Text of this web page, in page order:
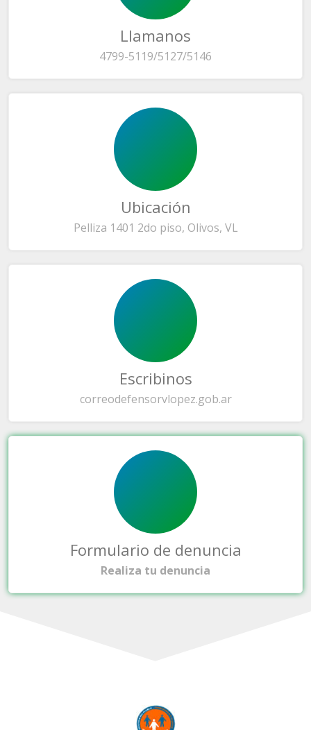
Llamanos
4799-5119/5127/5146
Ubicación
Pelliza 1401 2do piso, Olivos, VL
Escribinos
correodefensorvlopez.gob.ar
Formulario de denuncia
Realiza tu denuncia